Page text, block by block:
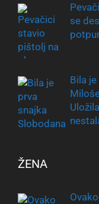
se
Bila
ŽENA